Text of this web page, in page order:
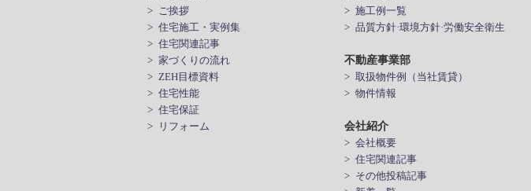
> ご挨拶
> 住宅施工・実例集
> 住宅関連記事
> 家づくりの流れ
> ZEH目標資料
> 住宅性能
> 住宅保証
> リフォーム
> 施工例一覧
> 品質方針·環境方針·労働安全衛生
不動産事業部
> 取扱物件例（当社賃貸）
> 物件情報
会社紹介
> 会社概要
> 住宅関連記事
> その他投稿記事